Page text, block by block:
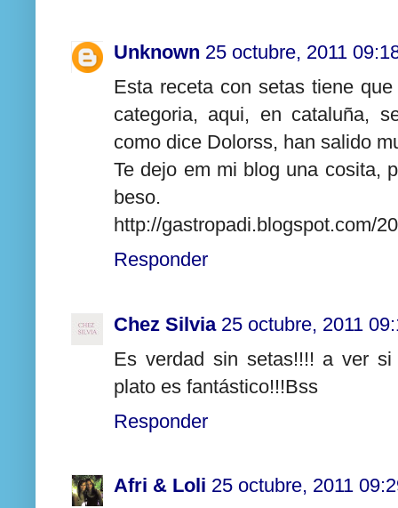
Unknown 25 octubre, 2011
Esta receta con setas tiene
categoria, aqui, en cataluña,
como dice Dolorss, han salido
Te dejo em mi blog una cosita,
beso.
http://gastropadi.blogspot.com/
Responder
Chez Silvia 25 octubre, 2011
Es verdad sin setas!!!! a ver
plato es fantástico!!!Bss
Responder
Afri & Loli 25 octubre, 2011